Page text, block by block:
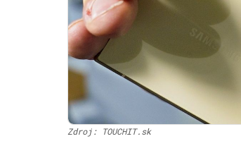
Zdroj: TOUCHIT.sk